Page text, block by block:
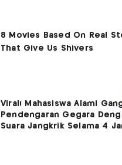
Viral! Mahasiswa Alami
Pendengaran Gegara
Suara Jangkrik Selama 4